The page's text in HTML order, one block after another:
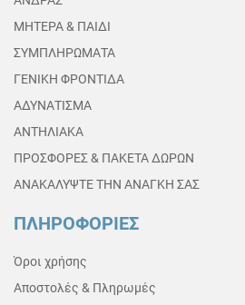
ΜΗΤΕΡΑ & ΠΑΙΔΙ
ΣΥΜΠΛΗΡΩΜΑΤΑ
ΓΕΝΙΚΗ ΦΡΟΝΤΙΔΑ
ΑΔΥΝΑΤΙΣΜΑ
ΑΝΤΗΛΙΑΚΑ
ΠΡΟΣΦΟΡΕΣ & ΠΑΚΕΤΑ ΔΩΡΩΝ
ΑΝΑΚΑΛΥΨΤΕ ΤΗΝ ΑΝΑΓΚΗ ΣΑΣ
ΠΛΗΡΟΦΟΡΙΕΣ
Όροι χρήσης
Αποστολές & Πληρωμές